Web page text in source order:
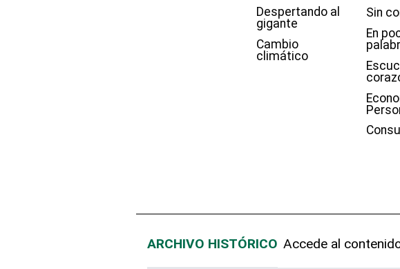
Despertando al
gigante
Cambio
climático
Sin
En
ARCHIVO HISTÓRICO Accede al